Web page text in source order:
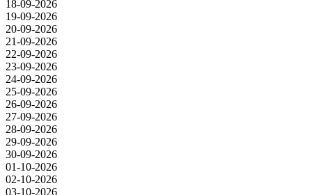
18-09-2026
19-09-2026
20-09-2026
21-09-2026
22-09-2026
23-09-2026
24-09-2026
25-09-2026
26-09-2026
27-09-2026
28-09-2026
29-09-2026
30-09-2026
01-10-2026
02-10-2026
03-10-2026